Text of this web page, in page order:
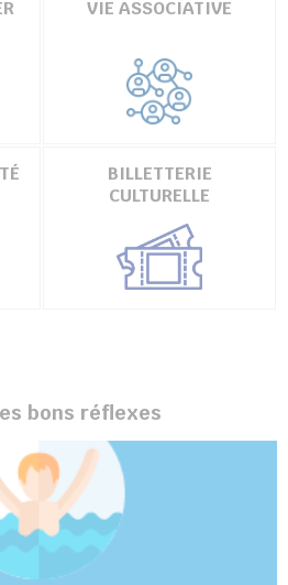
VIE ASSOCIATIVE
BILLETTERIE
CULTURELLE
bons réflexes